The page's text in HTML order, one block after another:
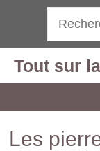
contenu
Tout sur
Les